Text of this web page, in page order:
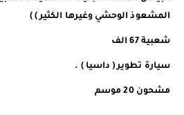
المشعوذ الوحشي وغيرها الكثير ) )
شعبية 67 الف
سيارة تطوير ( داسيا ) .
مشحون 20 موسم